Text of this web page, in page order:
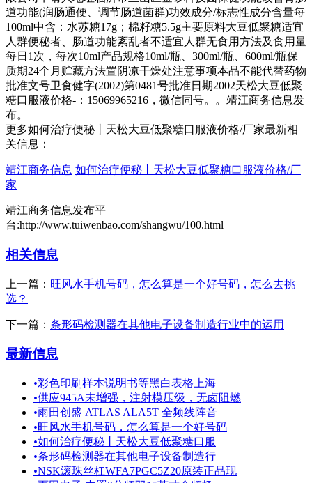
道功能(润肠通便、调节肠道菌群)功效成分/标志性成分含量每
100ml中含：水苏糖17g；棉籽糖5.5g主要原料大豆低聚糖适宜
人群便秘者、肠道功能紊乱者不适宜人群无食用方法及食用量
每日1次，每次10ml产品规格10ml/瓶、300ml/瓶、600ml/瓶保
质期24个月贮藏方法置阴凉干燥处注意事项本品不能代替药物
批准文号卫食健字(2002)第0481号批准日期2002天松大豆低聚
糖口服液价格-：15069965216，微信同号。。靖江商务信息发
布。
更多如何治疗便秘丨天松大豆低聚糖口服液价格/厂家最新相
关信息：
靖江商务信息 如何治疗便秘丨天松大豆低聚糖口服液价格/厂
家
靖江商务信息发布平
台:http://www.tuiwenbao.com/shangwu/100.html
相关信息
上一篇： 旺风水手机号码，怎么算是一个好号码，怎么去挑
选？
下一篇： 条形码检测器在其他电子设备制造行业中的运用
最新信息
•彩色印刷样本说明书等黑白表格上海
•供应945A未增强，注射模压级，无卤阻燃
•雨田创盛 ATLAS ALA5T 全频线阵音
•旺风水手机号码，怎么算是一个好号码
•如何治疗便秘丨天松大豆低聚糖口服
•条形码检测器在其他电子设备制造行
•NSK滚珠丝杠WFA7PGC5Z20原装正品现